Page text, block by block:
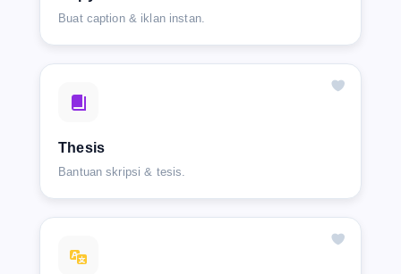
Buat caption & iklan instan.
Thesis
Bantuan skripsi & tesis.